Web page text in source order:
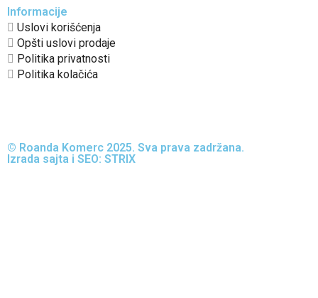
Informacije
Uslovi korišćenja
Opšti uslovi prodaje
Politika privatnosti
Politika kolačića
© Roanda Komerc 2025. Sva prava zadržana.
Izrada sajta i SEO: STRIX